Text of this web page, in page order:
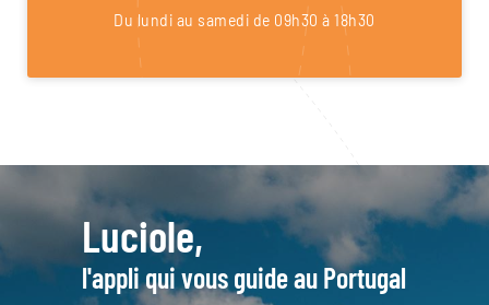
Du lundi au samedi de 09h30 à 18h30
Luciole,
l'appli qui vous guide au Portugal